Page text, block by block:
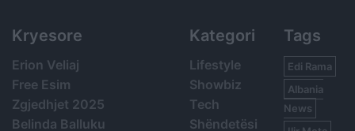
Kryesore
Erion Veliaj
Free Esim
Zgjedhjet 2025
Belinda Balluku
Kategori
Lifestyle
Showbiz
Tech
Shëndetësi
Tags
Edi Rama
Albania
News